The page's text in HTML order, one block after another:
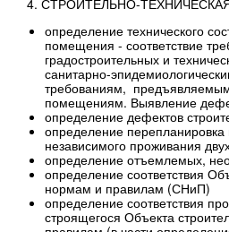
4. СТРОИТЕЛЬНО-
определение технического
помещения - соответствие
градостроительных и
санитарно-
требованиям,
помещениям. Выявление
определение дефектов
определение
независимого проживания
определение отъемлемых,
определение соответствия
нормам и правилам (СНиП)
определение соответствия
строящегося Объекта